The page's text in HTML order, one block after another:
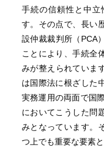
手続の信頼性と中立
す。その点で、長い
設仲裁裁判所（PCA
ことにより、手続全
みが整えられていま
は国際法に根ざした
実務運用の両面で国
においてこうした問
みとなっています。
つ上でも重要な要素と